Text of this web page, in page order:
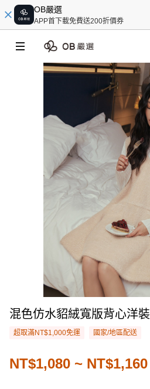
OB嚴選
APP首下載免費送200折價券
混色仿水貂絨寬版背心洋裝
超取滿NT$1,000免運 國家/地區配送
NT$1,080 ~ NT$1,160